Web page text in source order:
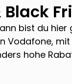
bist du
Vodafone,
hohe